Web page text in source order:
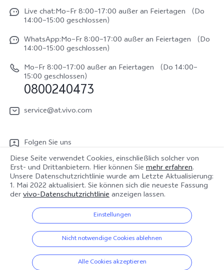
V70
V70 FE
Y31e 5G
vivo Buds Air3
Funtouch OS
IMEI-Authentifizierung
System Verbesserung
Reparaturerfassung
Benutzerhandbuch
Log aktualisieren
LUTs für Log-Wiederherstellung
Impressum
Rechtliche Hinweise
vivo Datenschutzcenter
Live chat:Mo–Fr 8:00–17:00 außer an Feiertagen （Do
14:00–15:00 geschlossen）
WhatsApp:Mo–Fr 8:00–17:00 außer an Feiertagen （Do
14:00–15:00 geschlossen）
Mo–Fr 8:00–17:00 außer an Feiertagen （Do 14:00–
15:00 geschlossen）
0800240473
service@at.vivo.com
Folgen Sie uns
Österreich | Land/Region auswählen
© 2026 vivo Mobile Communication Co., Ltd. Alle Rechte vorbehalten.
Datenschutz-Bestimmungen | Cookie-Richtlinie |
Datenschutz Support
vivo-Datenrichtlinie | Cookie-Einstellungen
Diese Seite verwendet Cookies, einschließlich solcher von
Erst- und Drittanbietern. Hier können Sie mehr erfahren.
Unsere Datenschutzrichtlinie wurde am Letzte Aktualisierung:
1. Mai 2022 aktualisiert. Sie können sich die neueste Fassung
dervivo-Datenschutzrichtlinieanzeigen lassen.
Einstellungen
Nicht notwendige Cookies ablehnen
Alle Cookies akzeptieren